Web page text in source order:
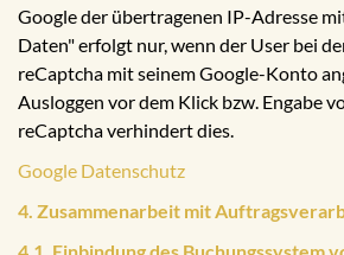
Google der übertragenen IP-Adresse
Daten" erfolgt nur, wenn der User bei
reCaptcha mit seinem Google-Konto
Ausloggen vor dem Klick bzw. Engabe
reCaptcha verhindert dies.
Google Datenschutz
4. Zusammenarbeit mit